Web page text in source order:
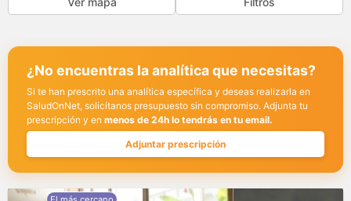
¿No encuentras la analítica que necesitas?
Si te han prescrito una analítica específica y deseas realizarla en
SaludOnNet, solicítanos presupuesto sin compromiso. Adjunta tu
prescripción y en menos de 24h lo tendrás en tu email.
Adjuntar prescripción